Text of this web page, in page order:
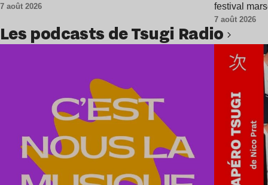
7 août 2026
festival
7 août 2026
Les podcasts de Tsugi Radio